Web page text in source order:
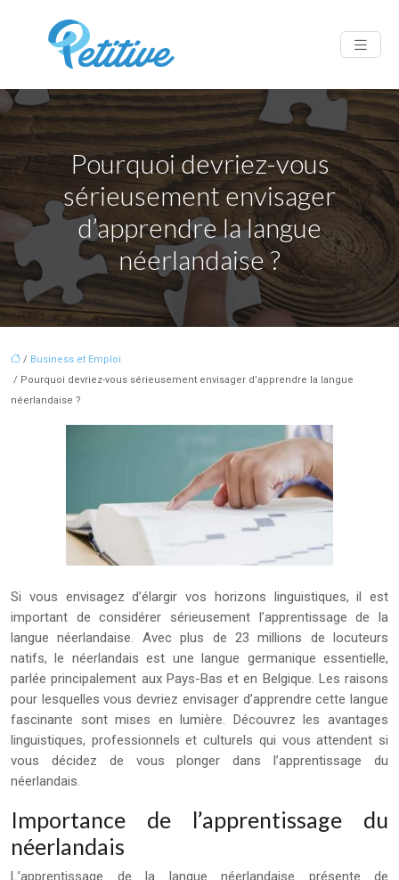
Pourquoi devriez-vous
sérieusement envisager
d’apprendre la langue
néerlandaise ?
/ Business et Emploi
/ Pourquoi devriez-vous sérieusement envisager d’apprendre la langue
néerlandaise ?
Si vous envisagez d’élargir vos horizons linguistiques, il est
important de considérer sérieusement l’apprentissage de la
langue néerlandaise. Avec plus de 23 millions de locuteurs
natifs, le néerlandais est une langue germanique essentielle,
parlée principalement aux Pays-Bas et en Belgique. Les raisons
pour lesquelles vous devriez envisager d’apprendre cette langue
fascinante sont mises en lumière. Découvrez les avantages
linguistiques, professionnels et culturels qui vous attendent si
vous décidez de vous plonger dans l’apprentissage du
néerlandais.
Importance de l’apprentissage du
néerlandais
L’apprentissage de la langue néerlandaise présente de